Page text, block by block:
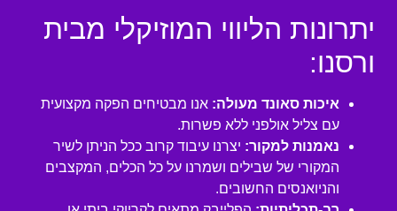
יתרונות הליווי המוזיקלי מבית
ורסנו:
איכות סאונד מעולה: אנו מבטיחים הפקה מקצועית
עם צליל אולפני ללא פשרות.
נאמנות למקור: יצרנו עיבוד קרוב ככל הניתן לשיר
המקורי של שבילים ושמרנו על כל הכלים, המקצבים
והניואנסים החשובים.